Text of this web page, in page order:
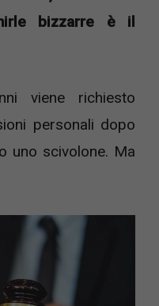
bizzarre è il
viene richiesto
personali dopo
uno scivolone. Ma